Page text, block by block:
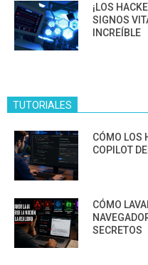
¡LOS
SIGNOS
INCREÍBLE
TUTORIALES
CÓMO LOS
COPILOT
CÓMO
SECRETOS